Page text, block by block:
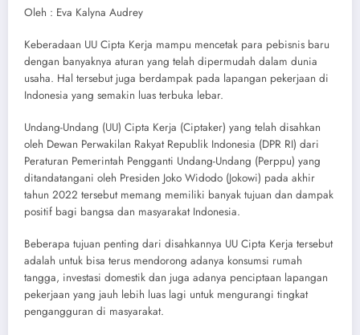
Oleh : Eva Kalyna Audrey
Keberadaan UU Cipta Kerja mampu mencetak para pebisnis baru
dengan banyaknya aturan yang telah dipermudah dalam dunia
usaha. Hal tersebut juga berdampak pada lapangan pekerjaan di
Indonesia yang semakin luas terbuka lebar.
Undang-Undang (UU) Cipta Kerja (Ciptaker) yang telah disahkan
oleh Dewan Perwakilan Rakyat Republik Indonesia (DPR RI) dari
Peraturan Pemerintah Pengganti Undang-Undang (Perppu) yang
ditandatangani oleh Presiden Joko Widodo (Jokowi) pada akhir
tahun 2022 tersebut memang memiliki banyak tujuan dan dampak
positif bagi bangsa dan masyarakat Indonesia.
Beberapa tujuan penting dari disahkannya UU Cipta Kerja tersebut
adalah untuk bisa terus mendorong adanya konsumsi rumah
tangga, investasi domestik dan juga adanya penciptaan lapangan
pekerjaan yang jauh lebih luas lagi untuk mengurangi tingkat
pengangguran di masyarakat.